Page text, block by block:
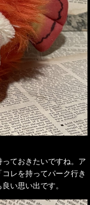
ておきたいですね。ア
レを持ってパーク行き
い思い出です。